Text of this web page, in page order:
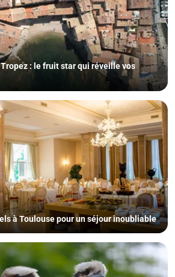
: le fruit star qui réveille vos
à Toulouse pour un séjour inoubliable